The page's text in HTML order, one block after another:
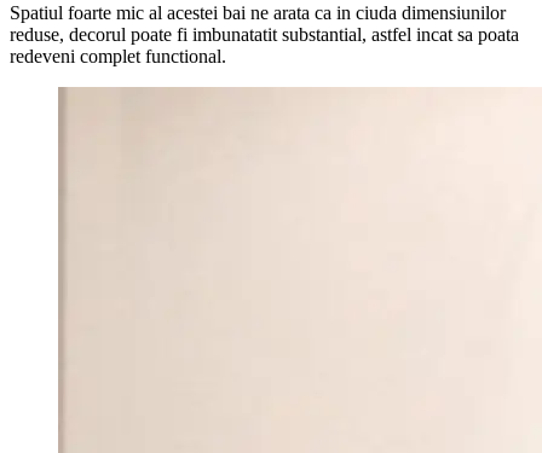
Spatiul foarte mic al acestei bai ne arata ca in ciuda dimensiunilor
reduse, decorul poate fi imbunatatit substantial, astfel incat sa poata
redeveni complet functional.